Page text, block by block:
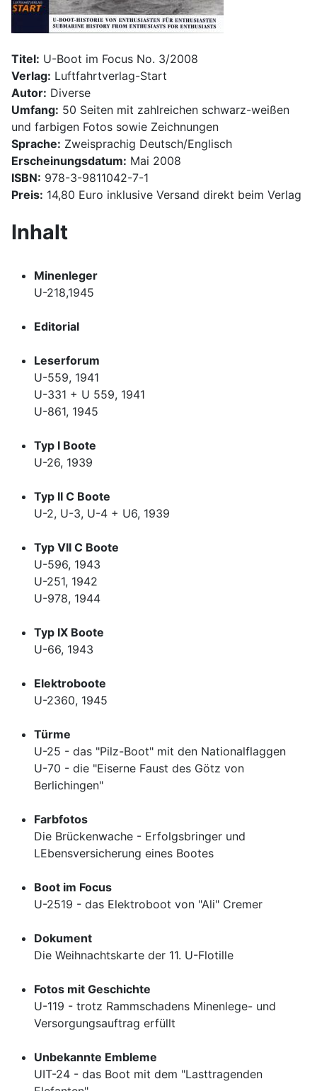
Titel: U-Boot im Focus No. 3/2008
Verlag: Luftfahrtverlag-Start
Autor: Diverse
Umfang: 50 Seiten mit zahlreichen schwarz-weißen
und farbigen Fotos sowie Zeichnungen
Sprache: Zweisprachig Deutsch/Englisch
Erscheinungsdatum: Mai 2008
ISBN: 978-3-9811042-7-1
Preis: 14,80 Euro inklusive Versand direkt beim Verlag
Inhalt
Minenleger
U-218,1945
Editorial
Leserforum
U-559, 1941
U-331 + U 559, 1941
U-861, 1945
Typ I Boote
U-26, 1939
Typ II C Boote
U-2, U-3, U-4 + U6, 1939
Typ VII C Boote
U-596, 1943
U-251, 1942
U-978, 1944
Typ IX Boote
U-66, 1943
Elektroboote
U-2360, 1945
Türme
U-25 - das "Pilz-Boot" mit den Nationalflaggen
U-70 - die "Eiserne Faust des Götz von
Berlichingen"
Farbfotos
Die Brückenwache - Erfolgsbringer und
LEbensversicherung eines Bootes
Boot im Focus
U-2519 - das Elektroboot von "Ali" Cremer
Dokument
Die Weihnachtskarte der 11. U-Flotille
Fotos mit Geschichte
U-119 - trotz Rammschadens Minenlege- und
Versorgungsauftrag erfüllt
Unbekannte Embleme
UIT-24 - das Boot mit dem "Lasttragenden